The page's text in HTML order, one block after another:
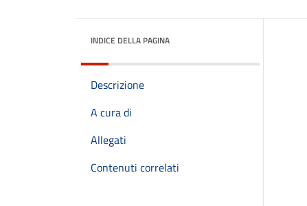
INDICE DELLA PAGINA
Descrizione
A cura di
Allegati
Contenuti correlati